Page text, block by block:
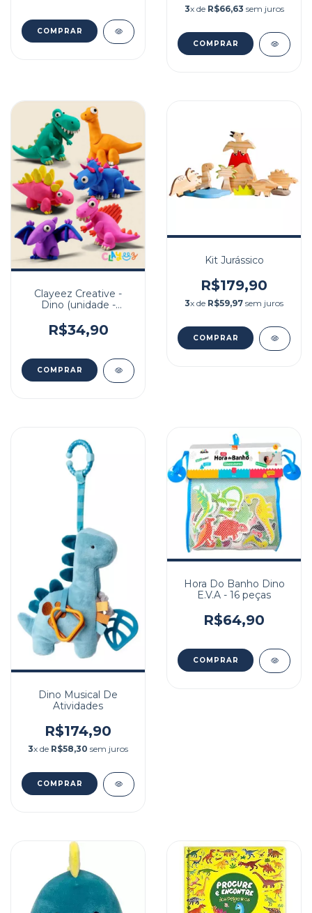
3x de R$66,63 sem juros
Clayeez Creative -
Dino (unidade -
R$34,90
Kit Jurássico
R$179,90
3x de R$59,97 sem juros
Dino Musical De
Atividades
R$174,90
3x de R$58,30 sem juros
Hora Do Banho Dino
E.V.A - 16 peças
R$64,90